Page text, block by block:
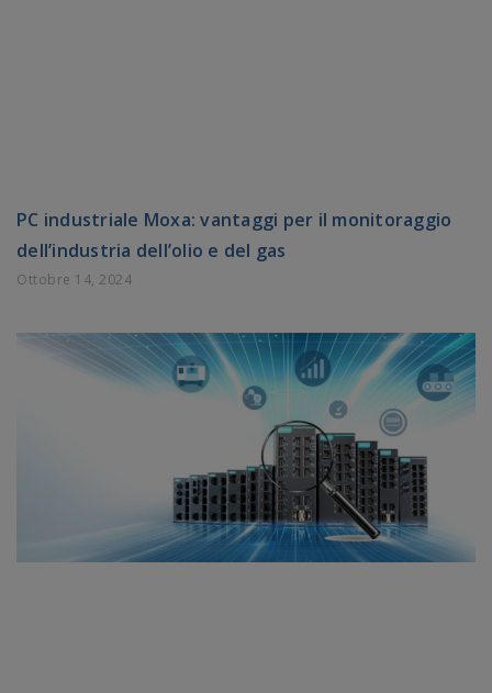
PC industriale Moxa: vantaggi per il monitoraggio
dell’industria dell’olio e del gas
Ottobre 14, 2024